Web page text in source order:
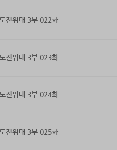
진위대 3부 022화
진위대 3부 023화
진위대 3부 024화
진위대 3부 025화